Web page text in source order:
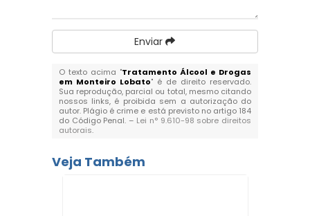
Enviar
O texto acima "Tratamento Álcool e Drogas
em Monteiro Lobato" é de direito reservado.
Sua reprodução, parcial ou total, mesmo citando
nossos links, é proibida sem a autorização do
autor. Plágio é crime e está previsto no artigo 184
do Código Penal. – Lei n° 9.610-98 sobre direitos
autorais.
Veja Também